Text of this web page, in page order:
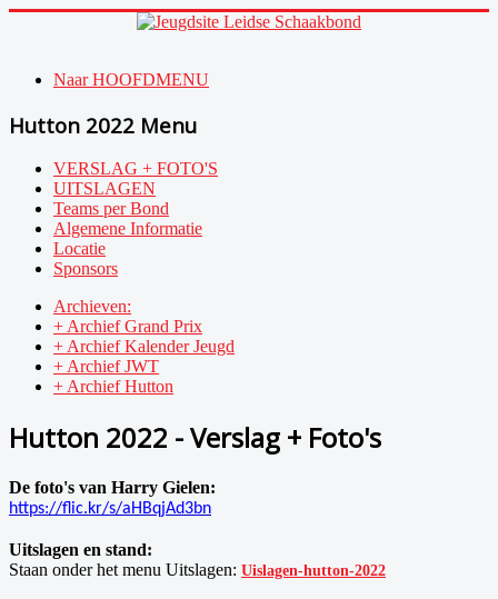
Naar HOOFDMENU
Hutton 2022 Menu
VERSLAG + FOTO'S
UITSLAGEN
Teams per Bond
Algemene Informatie
Locatie
Sponsors
Archieven:
+ Archief Grand Prix
+ Archief Kalender Jeugd
+ Archief JWT
+ Archief Hutton
Hutton 2022 - Verslag + Foto's
De foto's van Harry Gielen:
https://flic.kr/s/aHBqjAd3bn
Uitslagen en stand:
Staan onder het menu Uitslagen: Uislagen-hutton-2022